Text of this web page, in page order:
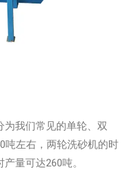
我们常见的单轮、双
吨左右，两轮洗砂机的时
量可达260吨。